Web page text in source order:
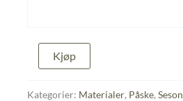
Strykemerke
fargeglade
15
Kjøp
Kategorier: Materialer, Påske,